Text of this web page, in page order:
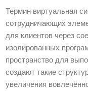
Термин виртуальная
сотрудничающих
для клиентов через
изолированных
пространство для
создают такие
увеличения